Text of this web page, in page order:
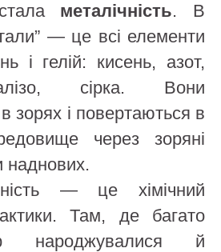
металічність. В
— це всі елементи
і гелій: кисень, азот,
сірка. Вони
зорях і повертаються в
через зоряні
наднових.
— це хімічний
Там, де багато
народжувалися й